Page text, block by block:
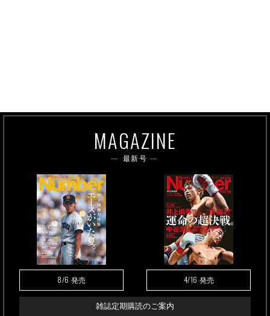
MAGAZINE
最新号
8/6 発売 4/16 発売
雑誌定期購読のご案内